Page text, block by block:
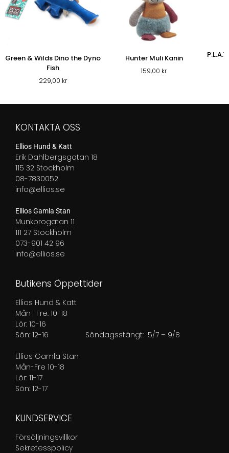
Green & Wilds Dino the Dyno
Fish
229,00 kr
Hunter Muli Kanin
159,00 kr
KONTAKTA OSS
Ellios Hund & Katt
Erik Dahlbergsgatan 18
115 32 Stockholm
08-7830052
info@ellios.se
Ellios Gamla Stan
Munkbrogatan 11
111 27 Stockholm
073-901 42 96
info@ellios.se
Butikens Öppettider
Ellios Hund & Katt
Mån- Fre: 10-18
Lör: 10-16
Sön: 12-16 Söndagsstängt: 5/7 – 9/8
Ellios Gamla Stan
Mån-Fre 10-18
Lör: 11-17
Sön: 12-17
KUNDSERVICE
Försäljningsvillkor
Sekretesspolicy